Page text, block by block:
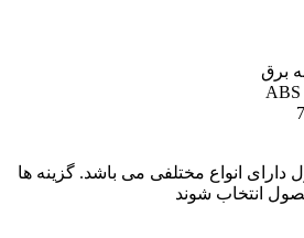
برق
دارای انواع مختلفی می باشد. گزینه ها
انتخاب شوند